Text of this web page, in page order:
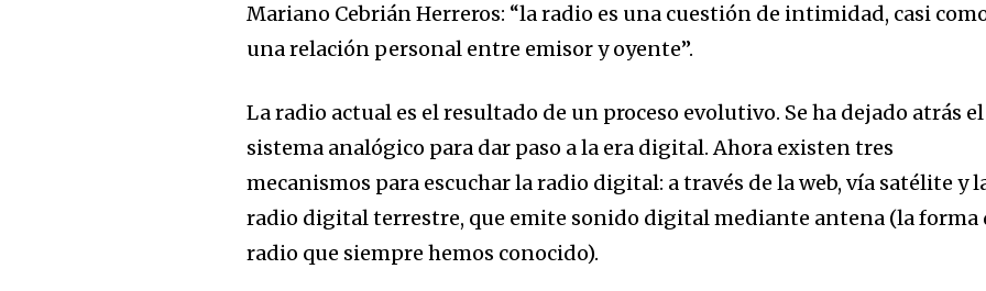
Mariano Cebrián Herreros: “la radio es una cuestión de intimidad, casi
una relación personal entre emisor y oyente”.
La radio actual es el resultado de un proceso evolutivo. Se ha dejado atrás el
sistema analógico para dar paso a la era digital. Ahora existen tres
mecanismos para escuchar la radio digital: a través de la web, vía satélite y
radio digital terrestre, que emite sonido digital mediante antena (la forma
radio que siempre hemos conocido).